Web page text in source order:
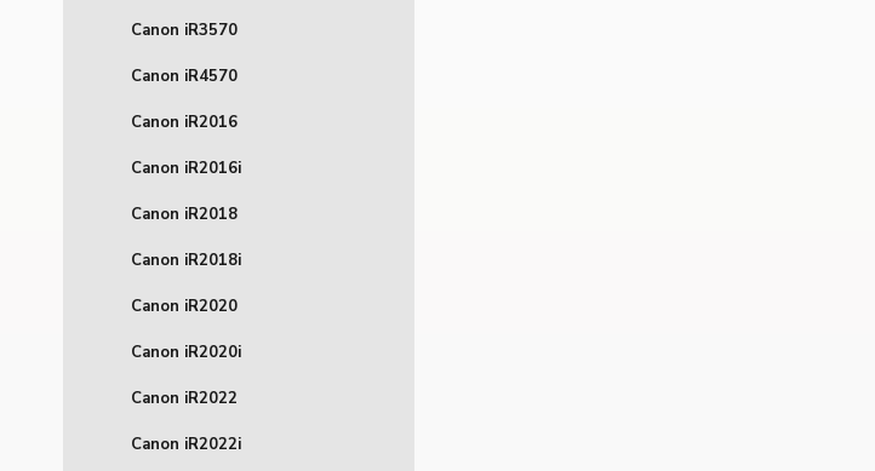
Canon iR3570
Canon iR4570
Canon iR2016
Canon iR2016i
Canon iR2018
Canon iR2018i
Canon iR2020
Canon iR2020i
Canon iR2022
Canon iR2022i